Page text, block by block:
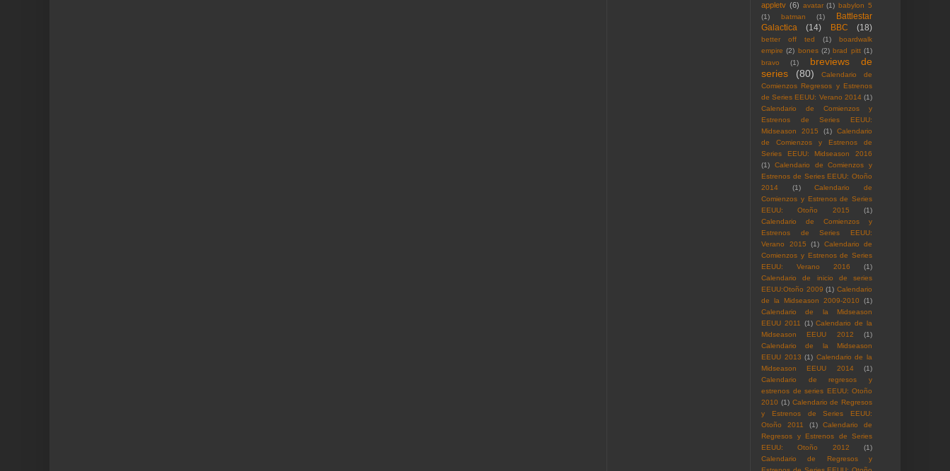
appletv (6) avatar (1) babylon 5
(1)
batman (1)
Battlestar
Galactica
(14) BBC (18)
better off ted (1)
boardwalk
empire (2) bones (2) brad pitt (1)
bravo
(1)
breviews de
series
(80)
Calendario de
Comienzos Regresos y Estrenos
de Series EEUU: Verano 2014 (1)
Calendario de Comienzos y
Estrenos de Series EEUU:
Midseason 2015
(1)
Calendario
de Comienzos y Estrenos de
Series EEUU: Midseason 2016
(1)
Calendario de Comienzos y
Estrenos de Series EEUU: Otoño
2014
(1)
Calendario de
Comienzos y Estrenos de Series
EEUU: Otoño 2015
(1)
Calendario de Comienzos y
Estrenos de Series EEUU:
Verano 2015
(1)
Calendario de
Comienzos y Estrenos de Series
EEUU: Verano 2016
(1)
Calendario de inicio de series
EEUU:Otoño 2009 (1) Calendario
de la Midseason 2009-2010
(1)
Calendario de la Midseason
EEUU 2011 (1) Calendario de la
Midseason EEUU 2012
(1)
Calendario de la Midseason
EEUU 2013 (1) Calendario de la
Midseason EEUU 2014
(1)
Calendario de regresos y
estrenos de series EEUU: Otoño
2010 (1) Calendario de Regresos
y Estrenos de Series EEUU:
Otoño 2011
(1)
Calendario de
Regresos y Estrenos de Series
EEUU: Otoño 2012
(1)
Calendario de Regresos y